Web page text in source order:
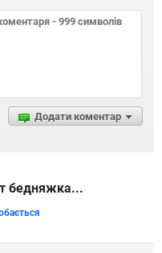
Додати коментар
бедняжка...